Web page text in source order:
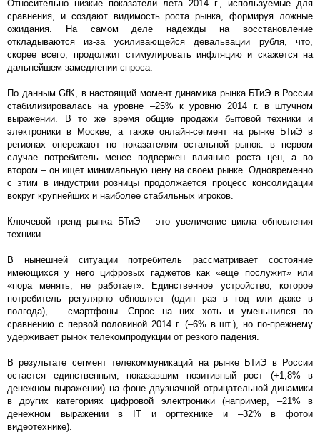
Относительно низкие показатели лета 2014 г., используемые для
сравнения, и создают видимость роста рынка, формируя ложные
ожидания. На самом деле надежды на восстановление
откладываются из-за усиливающейся девальвации рубля, что,
скорее всего, продолжит стимулировать инфляцию и скажется на
дальнейшем замедлении спроса.
По данным GfK, в настоящий момент динамика рынка БТиЭ в России
стабилизировалась на уровне –25% к уровню 2014 г. в штучном
выражении. В то же время общие продажи бытовой техники и
электроники в Москве, а также онлайн-сегмент на рынке БТиЭ в
регионах опережают по показателям остальной рынок: в первом
случае потребитель менее подвержен влиянию роста цен, а во
втором – он ищет минимальную цену на своем рынке. Одновременно
с этим в индустрии розницы продолжается процесс консолидации
вокруг крупнейших и наиболее стабильных игроков.
Ключевой тренд рынка БТиЭ – это увеличение цикла обновления
техники.
В нынешней ситуации потребитель рассматривает состояние
имеющихся у него цифровых гаджетов как «еще послужит» или
«пора менять, не работает». Единственное устройство, которое
потребитель регулярно обновляет (один раз в год или даже в
полгода), – смартфоны. Спрос на них хоть и уменьшился по
сравнению с первой половиной 2014 г. (–6% в шт.), но по-прежнему
удерживает рынок телекомпродукции от резкого падения.
В результате сегмент телекоммуникаций на рынке БТиЭ в России
остается единственным, показавшим позитивный рост (+1,8% в
денежном выражении) на фоне двузначной отрицательной динамики
в других категориях цифровой электроники (например, –21% в
денежном выражении в IT и оргтехнике и –32% в фотои
видеотехнике).